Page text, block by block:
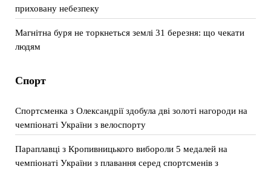
приховану небезпеку
Магнітна буря не торкнеться землі 31 березня: що чекати
людям
Спорт
Спортсменка з Олександрії здобула дві золоті нагороди на
чемпіонаті України з велоспорту
Параплавці з Кропивницького вибороли 5 медалей на
чемпіонаті України з плавання серед спортсменів з